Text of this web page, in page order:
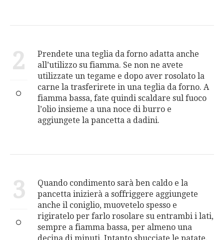
2
Prendete una teglia da forno adatta anche
all’utilizzo su fiamma. Se non ne avete
utilizzate un tegame e dopo aver rosolato la
carne la trasferirete in una teglia da forno. A
fiamma bassa, fate quindi scaldare sul fuoco
l’olio insieme a una noce di burro e
aggiungete la pancetta a dadini.
3
Quando condimento sarà ben caldo e la
pancetta inizierà a soffriggere aggiungete
anche il coniglio, muovetelo spesso e
rigiratelo per farlo rosolare su entrambi i lati,
sempre a fiamma bassa, per almeno una